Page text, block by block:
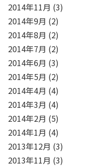
2014年11月 (3)
2014年9月 (2)
2014年8月 (2)
2014年7月 (2)
2014年6月 (3)
2014年5月 (2)
2014年4月 (4)
2014年3月 (4)
2014年2月 (5)
2014年1月 (4)
2013年12月 (3)
2013年11月 (3)